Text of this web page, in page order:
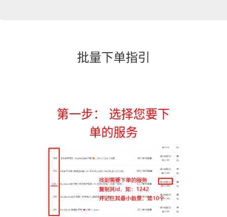
批量下单指引
第一步： 选择您要下
单的服务